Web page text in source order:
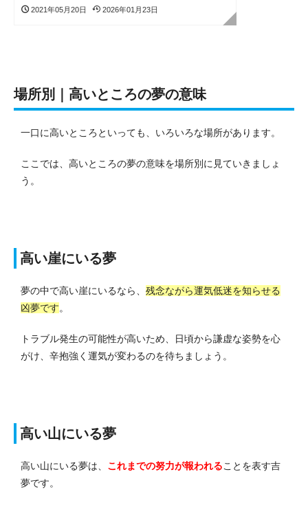
2021年05月20日 2026年01月23日
場所別｜高いところの夢の意味
一口に高いところといっても、いろいろな場所があります。
ここでは、高いところの夢の意味を場所別に見ていきましょ
う。
高い崖にいる夢
夢の中で高い崖にいるなら、 残念ながら運気低迷を知らせる
凶夢です。
トラブル発生の可能性が高いため、日頃から謙虚な姿勢を心
がけ、辛抱強く運気が変わるのを待ちましょう。
高い山にいる夢
高い山にいる夢は、 これまでの努力が報われることを表す吉
夢です。